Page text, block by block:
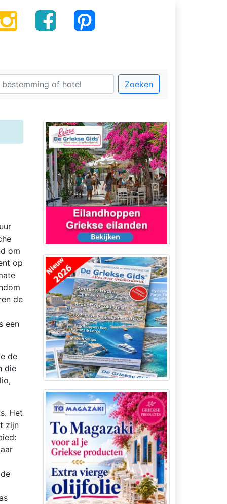
Zoeken
om
op
de
een
de
die
Het
zijn